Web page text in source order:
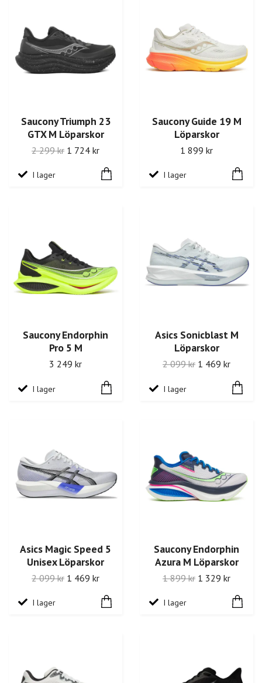
Saucony Triumph 23
GTX M Löparskor
2 299 kr 1 724 kr
I lager
Saucony Guide 19 M
Löparskor
1 899 kr
I lager
Saucony Endorphin
Pro 5 M
3 249 kr
I lager
Asics Sonicblast M
Löparskor
2 099 kr 1 469 kr
I lager
Asics Magic Speed 5
Unisex Löparskor
2 099 kr 1 469 kr
I lager
Saucony Endorphin
Azura M Löparskor
1 899 kr 1 329 kr
I lager